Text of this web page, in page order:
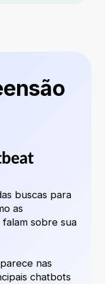
buscas para
as
sobre sua
nas
chatbots